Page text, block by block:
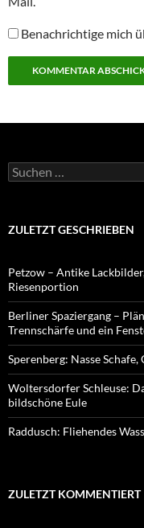
Benachrichtige mich
Suchen
nach:
ZULETZT GESCHRIEBEN
Petzow – Antike
Riesenportion
Berliner Spaziergang –
Trennschärfe und ein
Sperenberg: Nasse
Woltersdorfer Schleuse:
bildschöne Eule
Raddusch: Fliehendes
ZULETZT KOMMENTIERT